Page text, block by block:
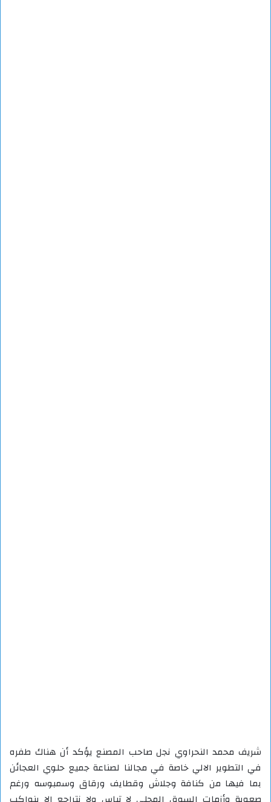
شريف محمد النحراوي نجل صاحب المصنع يؤكد أن هناك طفره
في التطوير الالي خاصة في مجالنا لصناعة جميع حلوي العجائن
بما فيها من كنافة وجلاش وقطايف ورقاق وسمبوسه ورغم